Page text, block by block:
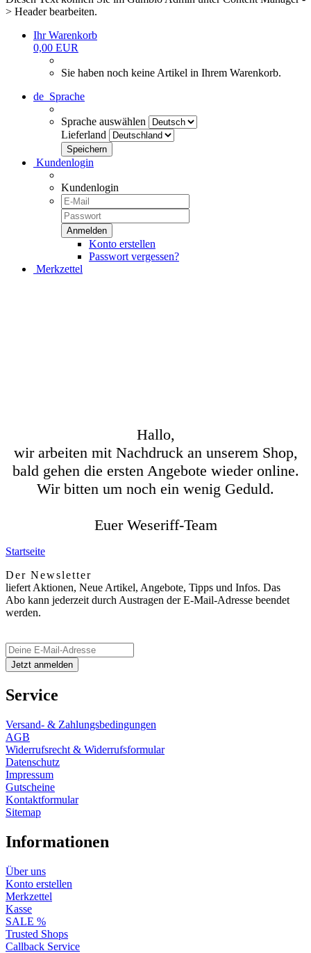
> Header bearbeiten.
Ihr Warenkorb
0,00 EUR
Sie haben noch keine Artikel in Ihrem Warenkorb.
de Sprache
Sprache auswählen
Lieferland
Kundenlogin
Kundenlogin
Konto erstellen
Passwort vergessen?
Merkzettel
Hallo,
wir arbeiten mit Nachdruck an unserem Shop,
bald gehen die ersten Angebote wieder online.
Wir bitten um noch ein wenig Geduld.
Euer Weseriff-Team
Startseite
Der Newsletter
liefert Aktionen, Neue Artikel, Angebote, Tipps und Infos. Das
Abo kann jederzeit durch Austragen der E-Mail-Adresse beendet
werden.
Service
Versand- & Zahlungsbedingungen
AGB
Widerrufsrecht & Widerrufsformular
Datenschutz
Impressum
Gutscheine
Kontaktformular
Sitemap
Informationen
Über uns
Konto erstellen
Merkzettel
Kasse
SALE %
Trusted Shops
Callback Service